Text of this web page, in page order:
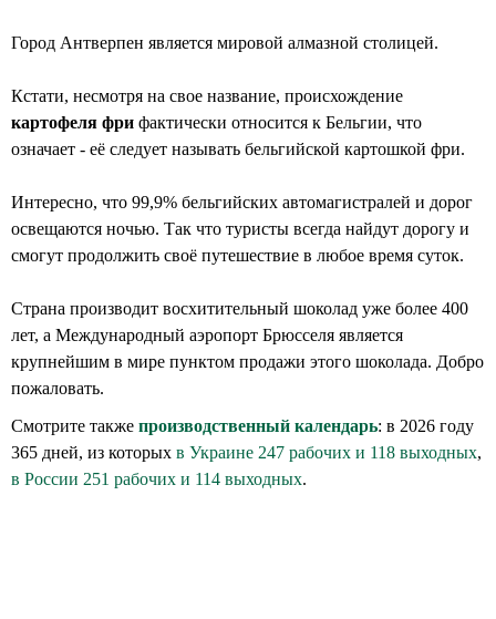
Город Антверпен является мировой алмазной столицей.
Кстати, несмотря на свое название, происхождение
картофеля фри фактически относится к Бельгии, что
означает - её следует называть бельгийской картошкой фри.
Интересно, что 99,9% бельгийских автомагистралей и дорог
освещаются ночью. Так что туристы всегда найдут дорогу и
смогут продолжить своё путешествие в любое время суток.
Страна производит восхитительный шоколад уже более 400
лет, а Международный аэропорт Брюсселя является
крупнейшим в мире пунктом продажи этого шоколада. Добро
пожаловать.
Смотрите также производственный календарь: в 2026 году
365 дней, из которых в Украине 247 рабочих и 118 выходных,
в России 251 рабочих и 114 выходных.